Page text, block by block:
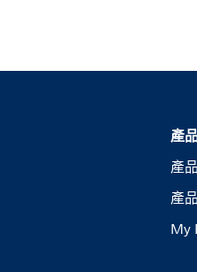
產
產
產
My